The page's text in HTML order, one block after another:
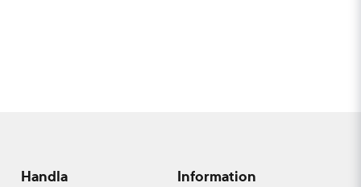
Handla Information